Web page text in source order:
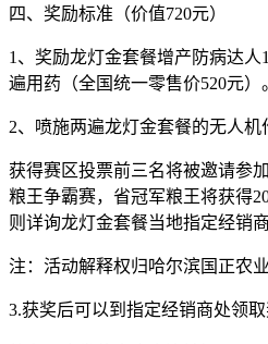
四、奖励标准（价值720元）
1、奖励龙灯金套餐增产防病达
遍用药（全国统一零售价520元）
2、喷施两遍龙灯金套餐的无人机
获得赛区投票前三名将被邀请参
粮王争霸赛，省冠军粮王将获得
则详询龙灯金套餐当地指定经销商
注：活动解释权归哈尔滨国正农
3.获奖后可以到指定经销商处领